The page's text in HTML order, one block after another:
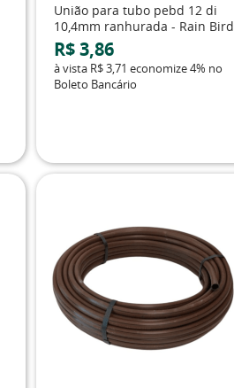
União para tubo pebd 12 di
10,4mm ranhurada - Rain Bird
R$ 3,86
à vista R$ 3,71 economize4% no
Boleto Bancário